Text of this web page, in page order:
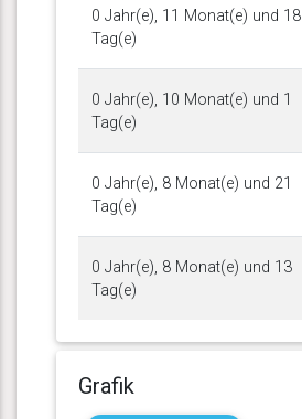
0 Jahr(e), 11 Monat(e) und 18
Tag(e)
0 Jahr(e), 10 Monat(e) und 1
Tag(e)
0 Jahr(e), 8 Monat(e) und 21
Tag(e)
0 Jahr(e), 8 Monat(e) und 13
Tag(e)
Grafik